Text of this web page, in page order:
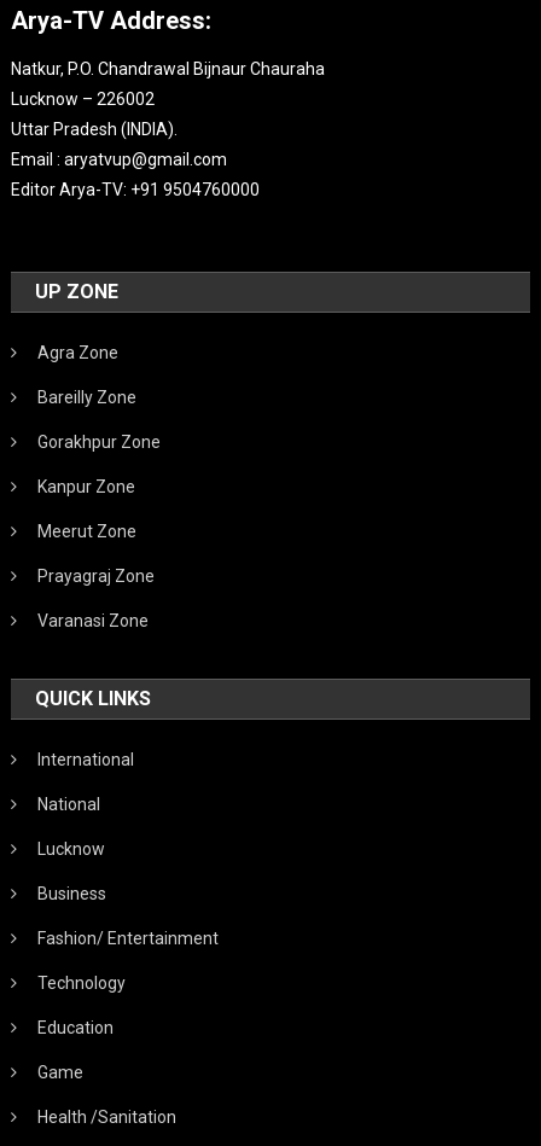
Arya-TV Address:
Natkur, P.O. Chandrawal Bijnaur Chauraha
Lucknow – 226002
Uttar Pradesh (INDIA).
Email : aryatvup@gmail.com
Editor Arya-TV: +91 9504760000
UP ZONE
Agra Zone
Bareilly Zone
Gorakhpur Zone
Kanpur Zone
Meerut Zone
Prayagraj Zone
Varanasi Zone
QUICK LINKS
International
National
Lucknow
Business
Fashion/ Entertainment
Technology
Education
Game
Health /Sanitation